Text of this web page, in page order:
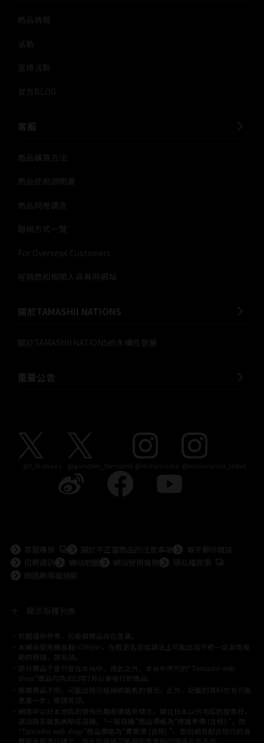
商品情報
活動
宣傳活動
官方BLOG
客服
商品購買方法
商品使用說明書
商品問卷調查
聯絡方式一覽
For Overseas Customers
經銷商和相關人員專用網站
關於TAMASHII NATIONS
關於TAMASHII NATIONS的永續性發展
重要公告
@t_features @gundam_tamashii @instamashii @instamashii_robot
客服專頁 前往外部網站（將開啟新分頁）
關於不正當商品的注意事項
電子郵件雜誌
招聘資訊
網站地圖 網站使用條款 隱私權政策 前往外部網站
網路無障礙規範
顯示版權列表
©ダイナミック企画©石森プロ・東映©創通・サンライズ
© 東映アニメーション © 東北新社© 石森プロ/SMEビジュアルワークス・BT
© 2001永井豪/ダイナミック企画・光子力研究所
© 石森プロ・テレビ朝日・ADK EM・東映
©ダイナミック企画・東映アニメーション©創通・サンライズ・MBS
© DANCOUGA Partner ©カラー/Project Eva.
© 2001 石森プロ・テレビ朝日・ADK・東映
© Sammy2000© Sammy2001© Sammy2002 © NTV
©バード・スタジオ/集英社・東映アニメーション© YAMASA
©車田正美/集英社・東映アニメーション© Sammy 2001© Sammy 2002
附圖僅供參考，可能與商品存在差異。
本網站使用機器翻<ORG9>，在既定名詞或語法上可能出現不統一或非常規
範的用語，請見諒。
部分商品不會刊登在本站中。除此之外，本站中所刊的“Tamashii web
shop”商品均為2012年7月以後發行的商品。
根據商品不同，可能出現已經捆綁銷售的情況。此外，記載的資料也有可能
更進一步，敬請見諒。
網頁中以日本地區的發佈日期和價格來標示。關在日本以外地區的發售日，
請洽詢各銷售網點或店鋪。“一般店鋪”商品價格為“建議零價 (含稅) ”，而
“Tamashii web shop”商品價格為“實際價 (含稅) ”。原因網頁配合現行的消